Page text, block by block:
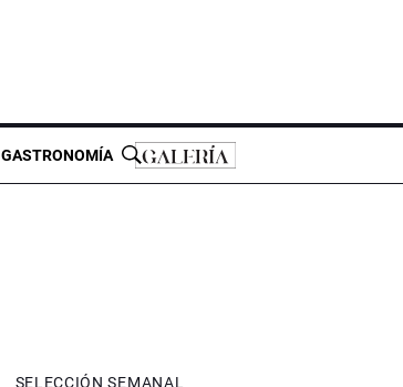
GASTRONOMÍA
SELECCIÓN SEMANAL